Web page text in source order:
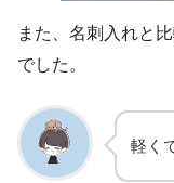
また、名刺入れと
でした。
軽く